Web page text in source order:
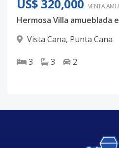
US$ 320,000 VENTA
Hermosa Villa amueblada
Vista Cana, Punta Cana
3 3 2